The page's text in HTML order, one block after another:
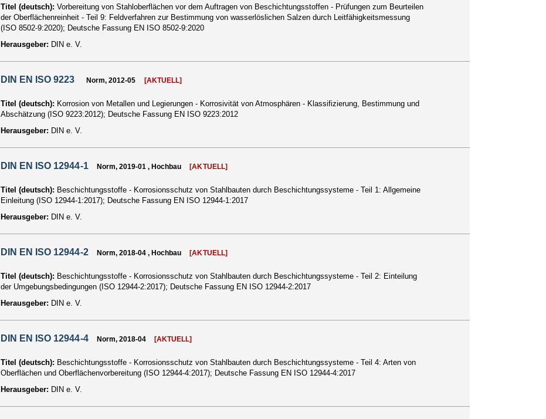
Titel (deutsch): Vorbereitung von Stahloberflächen vor dem Auftragen von Beschichtungsstoffen - Prüfungen zum Beurteilen
der Oberflächenreinheit - Teil 9: Feldverfahren zur Bestimmung von wasserlöslichen Salzen durch Leitfähigkeitsmessung
(ISO 8502-9:2020); Deutsche Fassung EN ISO 8502-9:2020
Herausgeber: DIN e. V.
DIN EN ISO 9223 Norm, 2012-05 [AKTUELL]
Titel (deutsch): Korrosion von Metallen und Legierungen - Korrosivität von Atmosphären - Klassifizierung, Bestimmung und
Abschätzung (ISO 9223:2012); Deutsche Fassung EN ISO 9223:2012
Herausgeber: DIN e. V.
DIN EN ISO 12944-1 Norm, 2019-01 , Hochbau [AKTUELL]
Titel (deutsch): Beschichtungsstoffe - Korrosionsschutz von Stahlbauten durch Beschichtungssysteme - Teil 1: Allgemeine
Einleitung (ISO 12944-1:2017); Deutsche Fassung EN ISO 12944-1:2017
Herausgeber: DIN e. V.
DIN EN ISO 12944-2 Norm, 2018-04 , Hochbau [AKTUELL]
Titel (deutsch): Beschichtungsstoffe - Korrosionsschutz von Stahlbauten durch Beschichtungssysteme - Teil 2: Einteilung
der Umgebungsbedingungen (ISO 12944-2:2017); Deutsche Fassung EN ISO 12944-2:2017
Herausgeber: DIN e. V.
DIN EN ISO 12944-4 Norm, 2018-04 [AKTUELL]
Titel (deutsch): Beschichtungsstoffe - Korrosionsschutz von Stahlbauten durch Beschichtungssysteme - Teil 4: Arten von
Oberflächen und Oberflächenvorbereitung (ISO 12944-4:2017); Deutsche Fassung EN ISO 12944-4:2017
Herausgeber: DIN e. V.